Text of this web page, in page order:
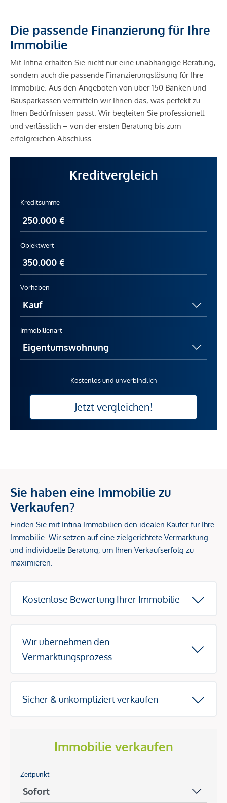
Die passende Finanzierung für Ihre
Immobilie
Mit Infina erhalten Sie nicht nur eine unabhängige Beratung,
sondern auch die passende Finanzierungslösung für Ihre
Immobilie. Aus den Angeboten von über 150 Banken und
Bausparkassen vermitteln wir Ihnen das, was perfekt zu
Ihren Bedürfnissen passt. Wir begleiten Sie professionell
und verlässlich – von der ersten Beratung bis zum
erfolgreichen Abschluss.
Kreditvergleich
Kreditsumme
Objektwert
Vorhaben
Immobilienart
Kostenlos und unverbindlich
Jetzt vergleichen!
Sie haben eine Immobilie zu
Verkaufen?
Finden Sie mit Infina Immobilien den idealen Käufer für Ihre
Immobilie. Wir setzen auf eine zielgerichtete Vermarktung
und individuelle Beratung, um Ihren Verkaufserfolg zu
maximieren.
Kostenlose Bewertung Ihrer Immobilie
Wir übernehmen den
Vermarktungsprozess
Sicher & unkompliziert verkaufen
Immobilie verkaufen
Zeitpunkt